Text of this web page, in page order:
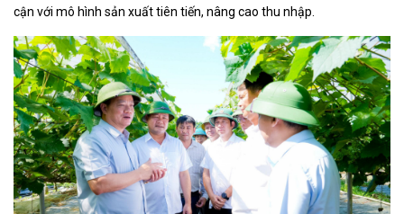
cận với mô hình sản xuất tiên tiến, nâng cao thu nhập.